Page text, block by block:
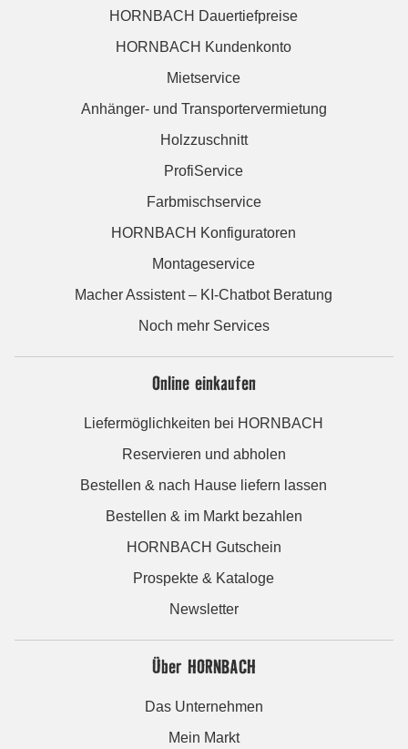
HORNBACH Dauertiefpreise
HORNBACH Kundenkonto
Mietservice
Anhänger- und Transportervermietung
Holzzuschnitt
ProfiService
Farbmischservice
HORNBACH Konfiguratoren
Montageservice
Macher Assistent – KI-Chatbot Beratung
Noch mehr Services
Online einkaufen
Liefermöglichkeiten bei HORNBACH
Reservieren und abholen
Bestellen & nach Hause liefern lassen
Bestellen & im Markt bezahlen
HORNBACH Gutschein
Prospekte & Kataloge
Newsletter
Über HORNBACH
Das Unternehmen
Mein Markt